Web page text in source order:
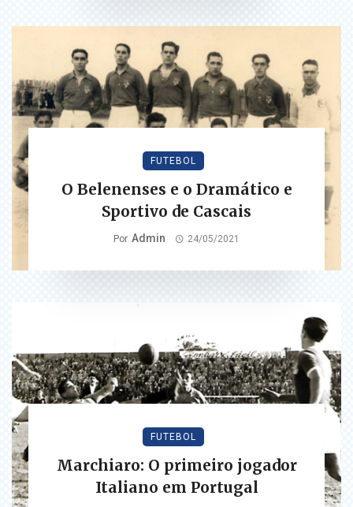
FUTEBOL
O Belenenses e o Dramático e
Sportivo de Cascais
Por Admin 24/05/2021
FUTEBOL
Marchiaro: O primeiro jogador
Italiano em Portugal